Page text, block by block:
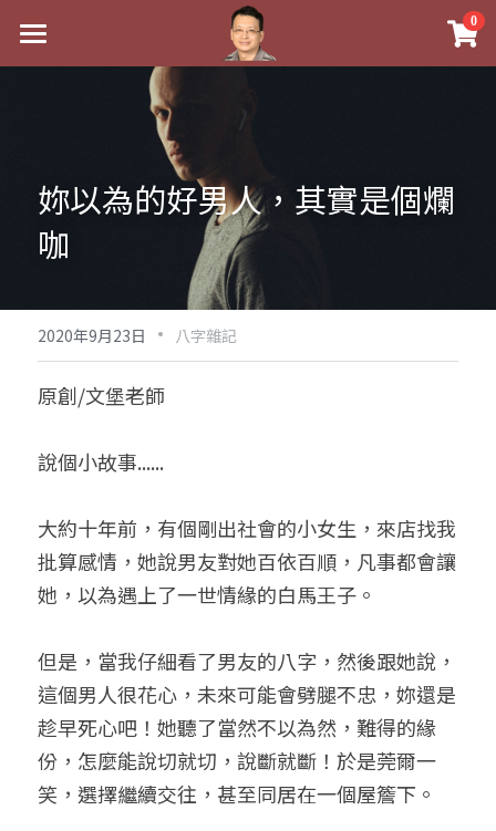
0
最新消息
課程介紹
後天派陽宅
黃金會員專區
八字雜記
站長精選
臉書生活
試閱專區
Podcast聽書
陽宅視頻
線上直播
線上學苑
八字進階班
八字中階班
五人實戰班
五行計算初階班
五行計算高階班
《十神高階實戰錄》完整典藏版
科學八字推理PDF
小兒命名
科學八字推理1
科學八字推理2
科學八字輕鬆學
輕鬆學會科學八字推理
與我預約
批命預約
上課預約
常見問題
FB粉絲頁
登錄/註冊
搜索
繁體中文
繁體中文
0938617837
support@p8zicourse.com
妳以為的好男人，其實是個爛
咖
2020年9月23日 · 八字雜記
原創/文堡老師
說個小故事......
大約十年前，有個剛出社會的小女生，來店找我
批算感情，她說男友對她百依百順，凡事都會讓
她，以為遇上了一世情緣的白馬王子。
但是，當我仔細看了男友的八字，然後跟她說，
這個男人很花心，未來可能會劈腿不忠，妳還是
趁早死心吧！她聽了當然不以為然，難得的緣
份，怎麼能說切就切，說斷就斷！於是莞爾一
笑，選擇繼續交往，甚至同居在一個屋簷下。
×
商品分類
八字線上完整班
科學八字推理PDF
《十神高階實戰錄》完整典藏版
八字線上批命
小兒命名